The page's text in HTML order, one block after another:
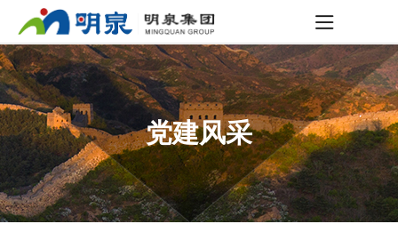
党建风采